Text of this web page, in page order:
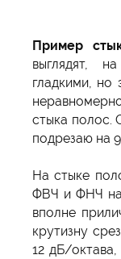
Пример
выглядят,
гладкими, но
стыка полос.
подрезаю на
На стыке
ФВЧ и ФНЧ на
вполне
крутизну
12 дБ/